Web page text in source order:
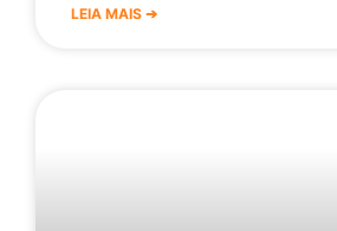
LEIA MAIS ➔